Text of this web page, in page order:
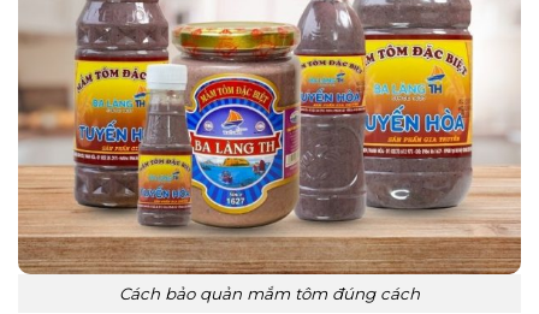
Cách bảo quản mắm tôm đúng cách